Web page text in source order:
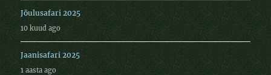
Jõulusafari 2025
10 kuud ago
Jaanisafari 2025
1 aasta ago